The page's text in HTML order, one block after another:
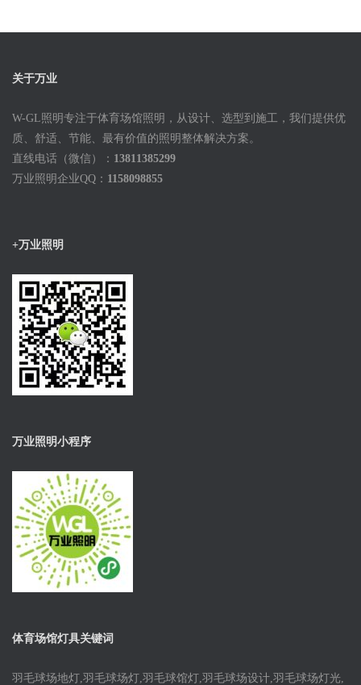
关于万业
W-GL照明专注于体育场馆照明，从设计、选型到施工，我们提供优
质、舒适、节能、最有价值的照明整体解决方案。
直线电话（微信）： 13811385299
万业照明企业QQ： 1158098855
+万业照明
万业照明小程序
体育场馆灯具关键词
羽毛球场地灯,羽毛球场灯,羽毛球馆灯,羽毛球场设计,羽毛球场灯光,